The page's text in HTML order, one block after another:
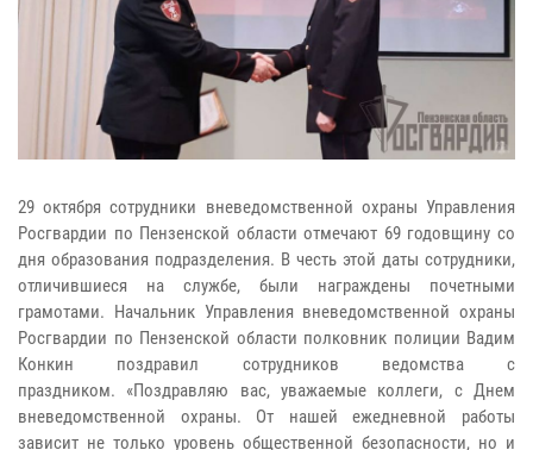
29 октября сотрудники вневедомственной охраны Управления
Росгвардии по Пензенской области отмечают 69 годовщину со
дня образования подразделения. В честь этой даты сотрудники,
отличившиеся на службе, были награждены почетными
грамотами.
Начальник Управления вневедомственной охраны
Росгвардии по Пензенской области полковник полиции Вадим
Конкин поздравил сотрудников ведомства с
праздником. «Поздравляю вас, уважаемые коллеги, с Днем
вневедомственной охраны. От нашей ежедневной работы
зависит не только уровень общественной безопасности, но и